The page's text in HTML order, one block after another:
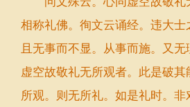
相称礼佛。徇文云诵经。违大
且无事而不显。从事而施。又
虚空故敬礼无所观者。此是破
所观。则无所礼。如是礼时。